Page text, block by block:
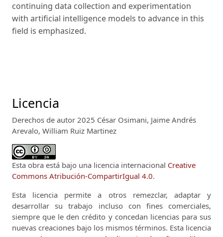
continuing data collection and experimentation
with artificial intelligence models to advance in this
field is emphasized.
Licencia
Derechos de autor 2025 César Osimani, Jaime Andrés
Arevalo, William Ruiz Martinez
Esta obra está bajo una licencia internacional Creative
Commons Atribución-CompartirIgual 4.0.
Esta licencia permite a otros remezclar, adaptar y
desarrollar su trabajo incluso con fines comerciales,
siempre que le den crédito y concedan licencias para sus
nuevas creaciones bajo los mismos términos. Esta licencia